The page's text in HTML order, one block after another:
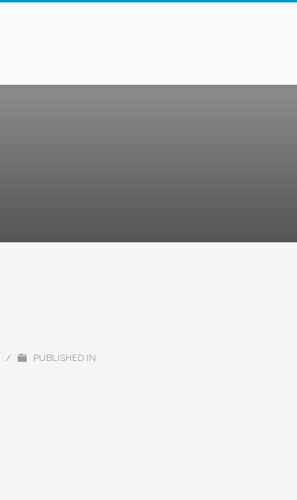
/ PUBLISHED IN